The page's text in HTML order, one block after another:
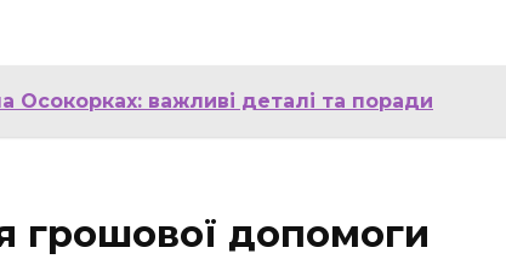
важливі деталі та поради
грошової допомоги